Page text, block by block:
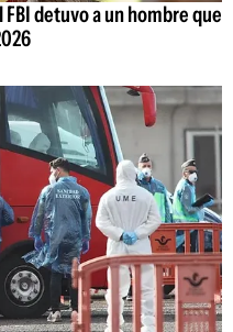
detuvo a un hombre que